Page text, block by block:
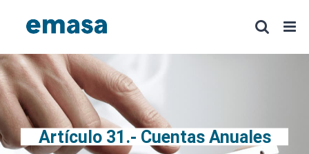
Artículo 31.- Cuentas Anuales